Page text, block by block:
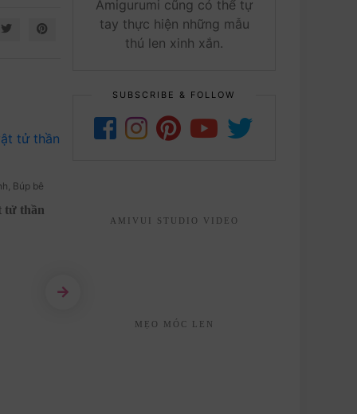
Búp bê
tử thần
Cinnamoroll bằng len miễn phí
Amigurumi cũng có thể tự
tay thực hiện những mẫu
thú len xinh xắn.
SUBSCRIBE & FOLLOW
AMIVUI STUDIO VIDEO
MẸO MÓC LEN